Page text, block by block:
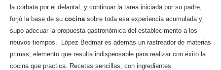
la corbata por el delantal, y continuar la tarea iniciada por su padre,
forjó la base de su cocina sobre toda esa experiencia acumulada y
supo adecuar la propuesta gastronómica del establecimento a los
neuvos tiempos. López Bedmar es además un rastreador de materias
primas, elemento que resulta indispensable para realizar con éxito la
cocina que practica. Recetas sencillas, con ingredientes